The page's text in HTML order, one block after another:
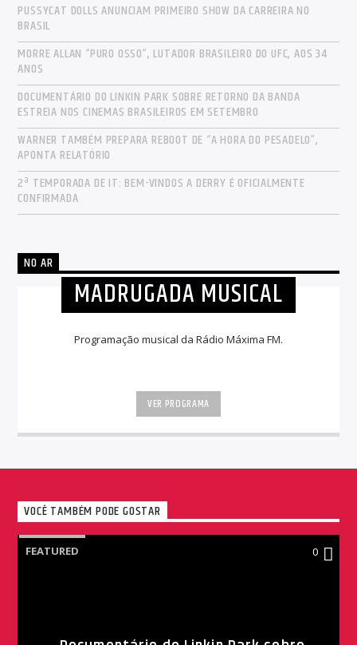
PUSSYCAT DOLLS ANUNCIAM PRIMEIRO SHOW DA CARREIRA NO
BRASIL
MORRE ALLAN “PURO OSSO”, LUTADOR BRASILEIRO DO UFC, AOS 34
ANOS
DOCUMENTÁRIO DO LINKIN PARK SOBRE RETORNO DA BANDA
ESTREIA NOS CINEMAS BRASILEIROS EM SETEMBRO
WARNER TAMBÉM PREPARA REBOOT DE “A HORA DO PESADELO”,
APONTA RELATÓRIO
2ª TEMPORADA DE IT: BEM-VINDOS A DERRY É OFICIALMENTE
CONFIRMADA
NO AR
MADRUGADA MUSICAL
Programação musical da Rádio Máxima FM.
VER PROGRAMA
VOCÊ TAMBÉM PODE GOSTAR
FEATURED 0